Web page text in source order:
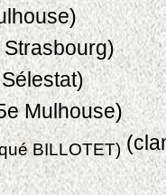
Mulhouse)
BILLOTET)